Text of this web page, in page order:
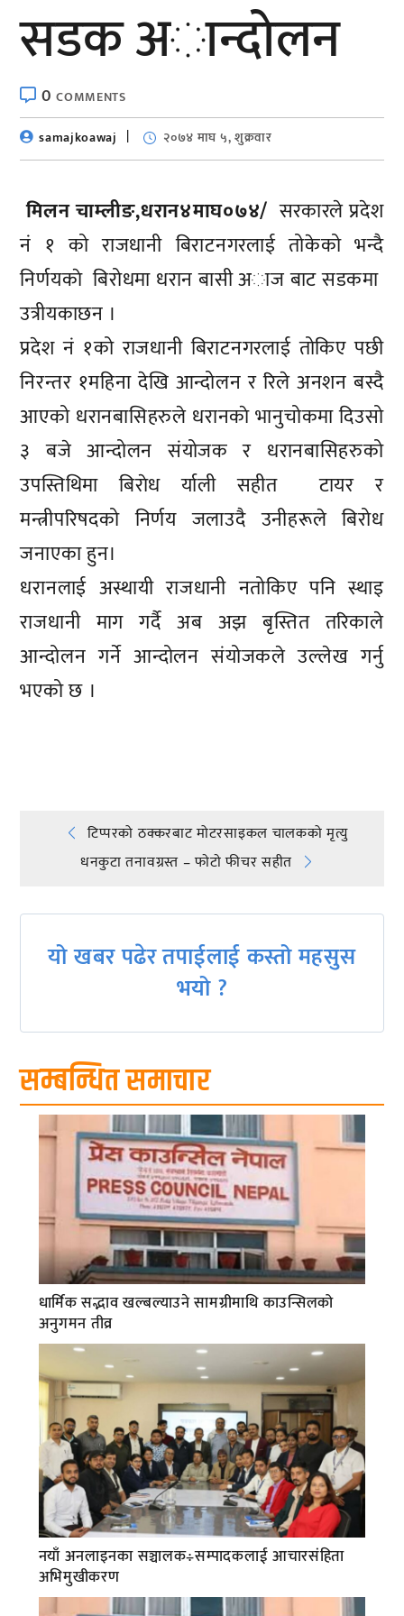
सडक अान्दाेलन
0COMMENTS
samajkoawaj
२०७४ माघ ५, शुक्रवार
मिलन चाम्लीङ,धरान४माघ०७४/ सरकारले प्रदेश
नं १ को राजधानी बिराटनगरलाई तोकेको भन्दै
निर्णयकाे बिरोधमा धरान बासी अाज बाट सडकमा
उत्रीयकाछन ।
प्रदेश नं १को राजधानी बिराटनगरलाई तोकिए पछी
निरन्तर १महिना देखि आन्दोलन र रिले अनशन बस्दै
आएको धरानबासिहरुले धरानकाे भानुचोकमा दिउसो
३ बजे आन्दोलन संयोजक र धरानबासिहरुको
उपस्तिथिमा बिराेध र्याली सहीत टायर र
मन्त्रीपरिषदको निर्णय जलाउदै उनीहरूले बिरोध
जनाएका हुन।
धरानलाई अस्थायी राजधानी नतोकिए पनि स्थाइ
राजधानी माग गर्दै अब अझ बृस्तित तरिकाले
आन्दोलन गर्ने आन्दोलन संयोजकले उल्लेख गर्नु
भएको छ ।
Post
navigation
टिप्परको ठक्करबाट मोटरसाइकल चालकको मृत्यु
धनकुटा तनावग्रस्त – फाेटाे फीचर सहीत
यो खबर पढेर तपाईलाई कस्तो महसुस
भयो ?
सम्बन्धित समाचार
धार्मिक सद्भाव खल्बल्याउने सामग्रीमाथि काउन्सिलको
अनुगमन तीव्र
नयाँ अनलाइनका सञ्चालक÷सम्पादकलाई आचारसंहिता
अभिमुखीकरण